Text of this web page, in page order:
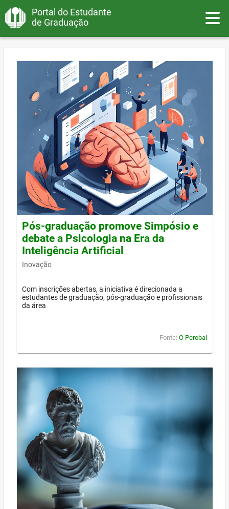
Portal do Estudante
de Graduação
Pós-graduação promove Simpósio e
debate a Psicologia na Era da
Inteligência Artificial
Inovação
Com inscrições abertas, a iniciativa é direcionada a
estudantes de graduação, pós-graduação e profissionais
da área
Fonte: O Perobal